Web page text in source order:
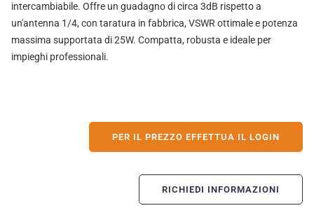
intercambiabile. Offre un guadagno di circa 3dB rispetto a
un'antenna 1/4, con taratura in fabbrica, VSWR ottimale e potenza
massima supportata di 25W. Compatta, robusta e ideale per
impieghi professionali.
PER IL PREZZO EFFETTUA IL LOGIN
RICHIEDI INFORMAZIONI